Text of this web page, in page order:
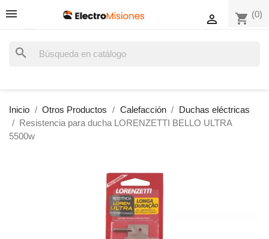
shopping_cart (0)

search
Inicio Otros Productos Calefacción
Duchas eléctricas
Resistencia para ducha LORENZETTI BELLO ULTRA
5500w